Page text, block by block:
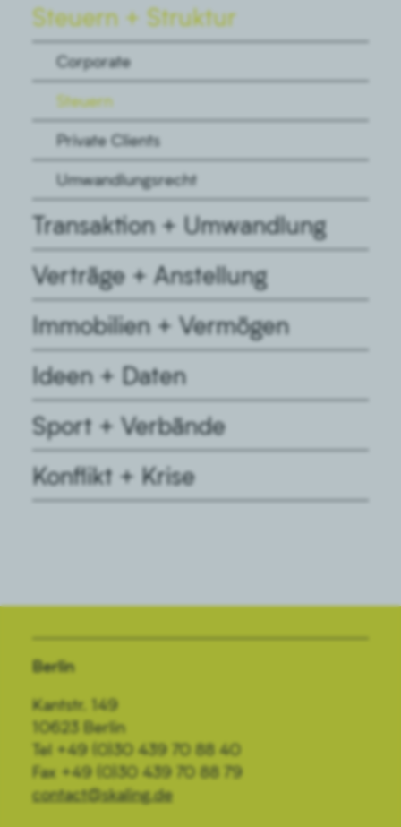
Steuern + Struktur
Corporate
Steuern
Private Clients
Umwandlungsrecht
Transaktion + Umwandlung
Verträge + Anstellung
Immobilien + Vermögen
Ideen + Daten
Sport + Verbände
Konflikt + Krise
Berlin
Kantstr. 149
10623 Berlin
Tel +49 (0)30 439 70 88 40
Fax +49 (0)30 439 70 88 79
contact@skaling.de